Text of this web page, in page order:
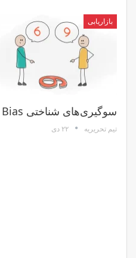
بازاریابی
سوگیری‌های شناختی Cognitive Bias چیست؟
تیم تحریریه ۲۲ دی